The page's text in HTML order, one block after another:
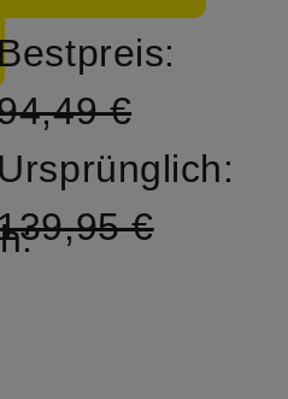
Bestpreis:
€
Ursprünglich:
€